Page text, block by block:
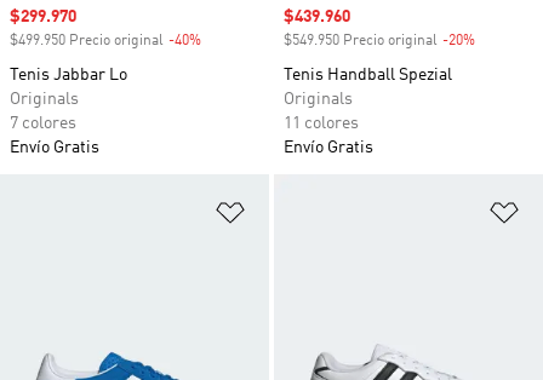
Precio de venta
$299.970
$499.950 Precio original -40%
Tenis Jabbar Lo
Originals
7 colores
Envío Gratis
Precio de venta
$439.960
$549.950 Precio original -20%
Tenis Handball Spezial
Originals
11 colores
Envío Gratis